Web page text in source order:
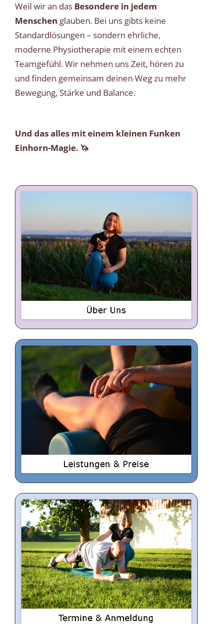
Weil wir an das Besondere in jedem
Menschen glauben. Bei uns gibts keine
Standardlösungen – sondern ehrliche,
moderne Physiotherapie mit einem echten
Teamgefühl. Wir nehmen uns Zeit, hören zu
und finden gemeinsam deinen Weg zu mehr
Bewegung, Stärke und Balance.
Und das alles mit einem kleinen Funken
Einhorn-Magie. 🦄